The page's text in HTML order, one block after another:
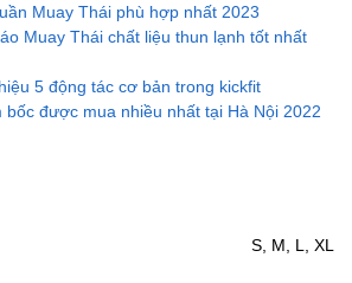
Muay Thái phù hợp nhất 2023
Muay Thái chất liệu thun lạnh tốt nhất
5 động tác cơ bản trong kickfit
bốc được mua nhiều nhất tại Hà Nội 2022
S, M, L, XL